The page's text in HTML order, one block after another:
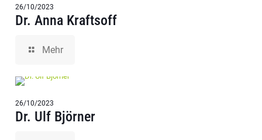
26/10/2023
Dr. Anna Kraftsoff
Mehr
26/10/2023
Dr. Ulf Björner